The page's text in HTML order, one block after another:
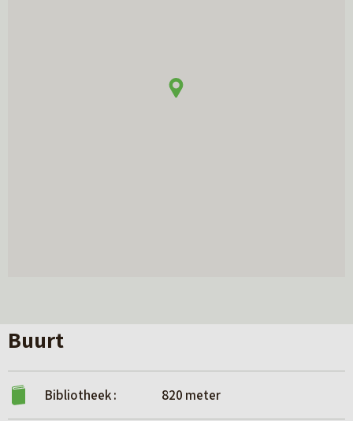
Buurt
Bibliotheek : 820 meter